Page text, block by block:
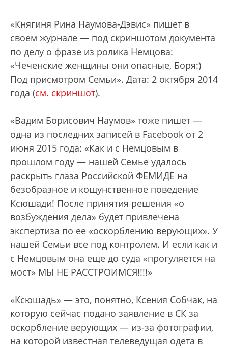
«Княгиня Рина Наумова-Дэвис» пишет в
своем журнале — под скриншотом документа
по делу о фразе из ролика Немцова:
«Чеченские женщины они опасные, Боря:)
Под присмотром Семьи». Дата: 2 октября 2014
года (см. скриншот).
«Вадим Борисович Наумов» тоже пишет —
одна из последних записей в Facebook от 2
июня 2015 года: «Как и с Немцовым в
прошлом году — нашей Семье удалось
раскрыть глаза Российской ФЕМИДЕ на
безобразное и кощунственное поведение
Ксюшади! После принятия решения «о
возбуждения дела» будет привлечена
экспертиза по ее «оскорблению верующих». У
нашей Семьи все под контролем. И если как и
с Немцовым она еще до суда «прогуляется на
мост» МЫ НЕ РАССТРОИМСЯ!!!!»
«Ксюшадь» — это, понятно, Ксения Собчак, на
которую сейчас подано заявление в СК за
оскорбление верующих — из-за фотографии,
на которой известная телеведущая одета в